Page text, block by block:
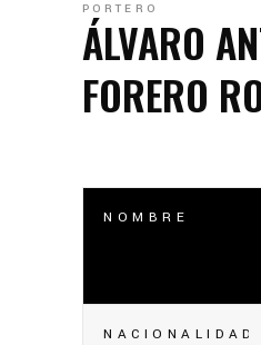
PORTERO
ÁLVARO
FORERO
NOMBRE
NACIONALIDAD